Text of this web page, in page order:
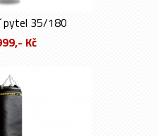
pytel 35/180
Kč